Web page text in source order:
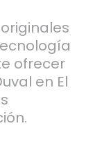
ofrecer
en El